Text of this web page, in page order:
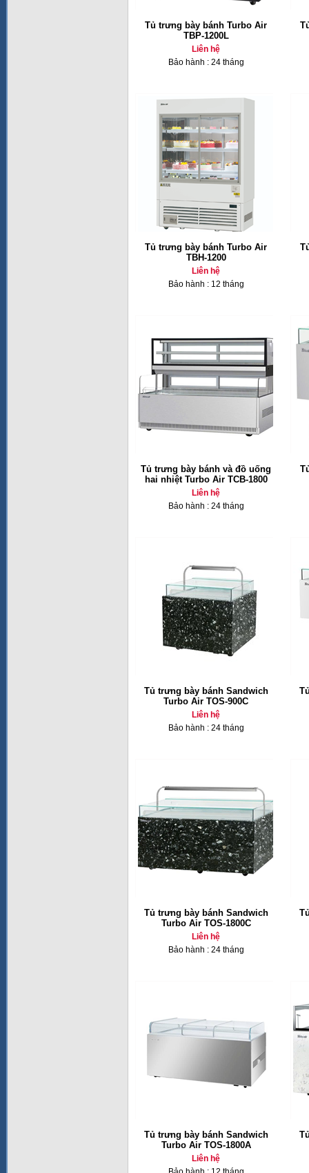
Tủ trưng bày bánh Turbo Air
TBP-1200L
Liên hệ
Bảo hành : 24 tháng
Tủ trưng bày bánh Turbo Air
TBH-1200
Liên hệ
Bảo hành : 12 tháng
Tủ trưng bày bánh và đồ uống
hai nhiệt Turbo Air TCB-1800
Liên hệ
Bảo hành : 24 tháng
Tủ trưng bày bánh Sandwich
Turbo Air TOS-900C
Liên hệ
Bảo hành : 24 tháng
Tủ trưng bày bánh Sandwich
Turbo Air TOS-1800C
Liên hệ
Bảo hành : 24 tháng
Tủ trưng bày bánh Sandwich
Turbo Air TOS-1800A
Liên hệ